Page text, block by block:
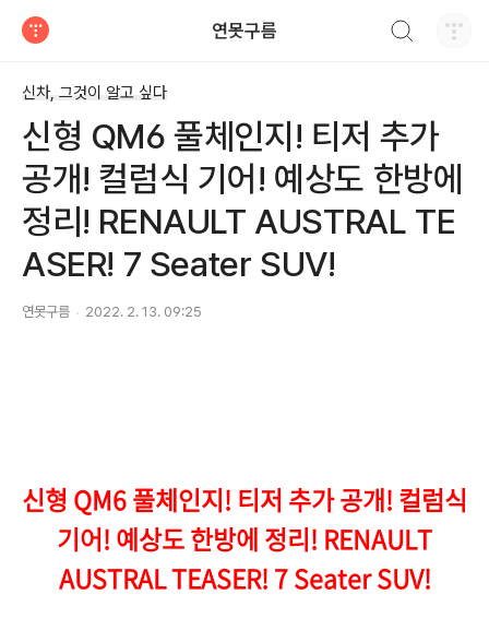
연못구름
신차, 그것이 알고 싶다
신형 QM6 풀체인지! 티저 추가
공개! 컬럼식 기어! 예상도 한방에
정리! RENAULT AUSTRAL TE
ASER! 7 Seater SUV!
연못구름 2022. 2. 13. 09:25
신형 QM6 풀체인지! 티저 추가 공개! 컬럼식
기어! 예상도 한방에 정리! RENAULT
AUSTRAL TEASER! 7 Seater SUV!